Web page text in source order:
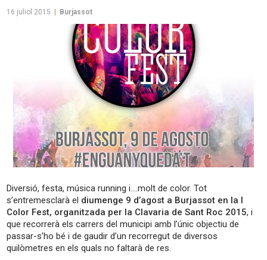
16 juliol 2015 Burjassot
Diversió, festa, música running i….molt de color. Tot
s’entremesclarà el diumenge 9 d’agost a Burjassot en la I
Color Fest, organitzada per la Clavaria de Sant Roc 2015, i
que recorrerà els carrers del municipi amb l’únic objectiu de
passar-s’ho bé i de gaudir d’un recorregut de diversos
quilòmetres en els quals no faltarà de res.